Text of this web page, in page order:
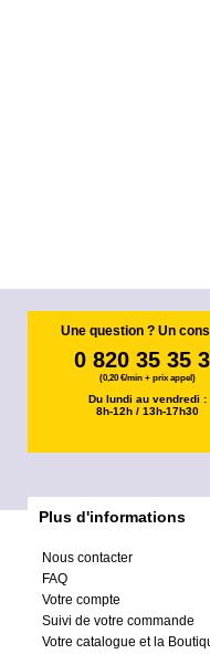
Une question ? Un
0 820 35 35
(0,20 €/min + prix appel)
Du lundi au vendredi :
8h-12h / 13h-17h30
Plus d'informations
Nous contacter
FAQ
Votre compte
Suivi de votre commande
Votre catalogue et la